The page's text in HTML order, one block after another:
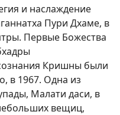
и наслаждение
Пури Дхаме, в
Первые Божества
Кришны были
в 1967. Одна из
Малати даси, в
вещиц,